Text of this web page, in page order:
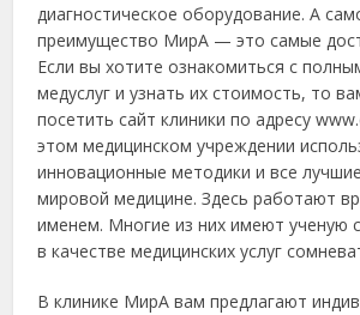
диагностическое оборудование. А
преимущество МирА — это самые
Если вы хотите ознакомиться с
медуслуг и узнать их стоимость, то
посетить сайт клиники по адресу
этом медицинском учреждении
инновационные методики и все
мировой медицине. Здесь работают
именем. Многие из них имеют ученую
в качестве медицинских услуг
В клинике МирА вам предлагают